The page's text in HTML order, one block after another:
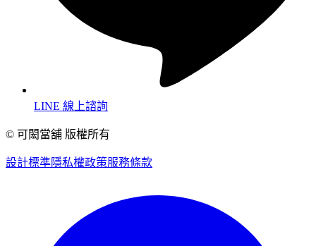
LINE 線上諮詢
© 可閎當舖 版權所有
設計標準隱私權政策服務條款